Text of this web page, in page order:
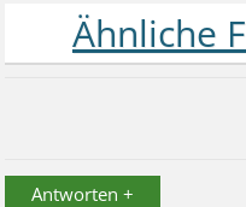
Antworten +